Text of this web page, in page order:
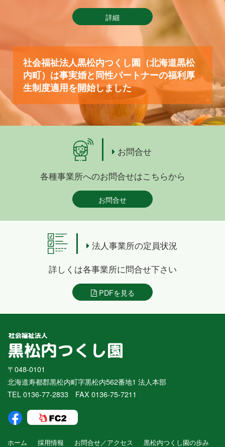
詳細
社会福祉法人黒松内つくし園（北海道黒松
内町）は事実婚と同性パートナーの福利厚
生制度適用を開始しました
お問合せ
各種事業所へのお問合せはこちらから
お問合せ
法人事業所の定員状況
詳しくは各事業所に問合せ下さい
PDFを見る
〒048-0101
北海道寿都郡黒松内町字黒松内562番地1 法人本部
TEL 0136-77-2833 FAX 0136-75-7211
ホーム 採用情報 お問合せ／アクセス 黒松内つくし園の歩み